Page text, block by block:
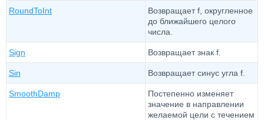
RoundToInt
Возвращает f, округленное
до ближайшего целого
числа.
Sign Возвращает знак f.
Sin Возвращает синус угла f.
SmoothDamp
Постепенно изменяет
значение в направлении
желаемой цели с течением